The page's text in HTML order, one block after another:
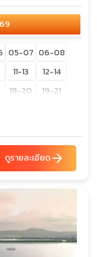
05-07 06-08
11-13
12-14
18-20
19-21
ดูรายละเอียดarrow_forward